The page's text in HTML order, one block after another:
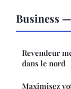
Business
Revendeur
dans le nord
Maximisez